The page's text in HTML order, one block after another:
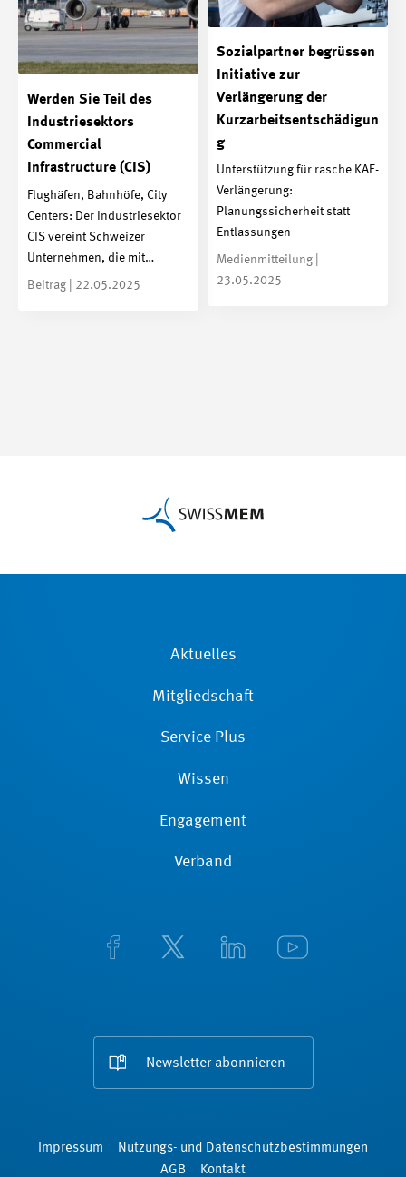
Sozialpartner begrüssen
Initiative zur
Verlängerung der
Kurzarbeitsentschädigun
g
Unterstützung für rasche KAE-
Verlängerung:
Planungssicherheit statt
Entlassungen
Medienmitteilung |
23.05.2025
Werden Sie Teil des
Industriesektors
Commercial
Infrastructure (CIS)
Flughäfen, Bahnhöfe, City
Centers: Der Industriesektor
CIS vereint Schweizer
Unternehmen, die mit…
Beitrag | 22.05.2025
Aktuelles
Mitgliedschaft
Service Plus
Wissen
Engagement
Verband
Newsletter abonnieren
Impressum
Nutzungs- und Datenschutzbestimmungen
AGB
Kontakt